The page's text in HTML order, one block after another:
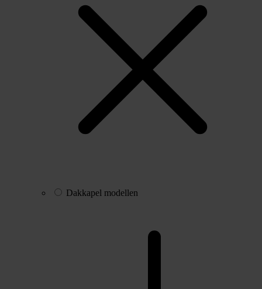
Dakkapel modellen